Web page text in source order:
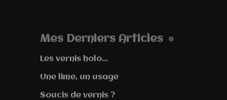
Mes Derniers Articles
Les vernis holo...
Une lime, un usage
Soucis de vernis ?